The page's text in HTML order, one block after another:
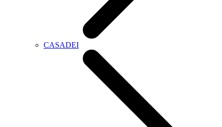
CASADEI